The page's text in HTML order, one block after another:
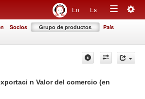
En Es
Toggle
Socios Grupo de productos País
n Valor del comercio (en